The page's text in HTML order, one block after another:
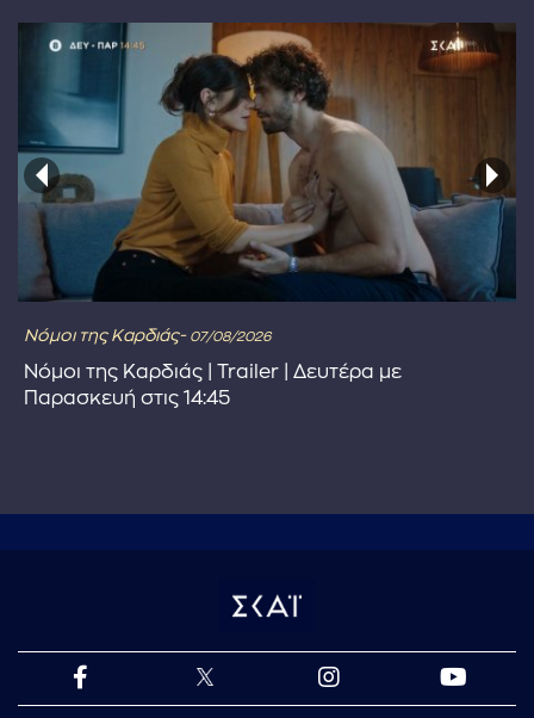
Νόμοι της Καρδιάς- 07/08/2026
Νόμοι της Καρδιάς | Trailer | Δευτέρα με
Παρασκευή στις 14:45